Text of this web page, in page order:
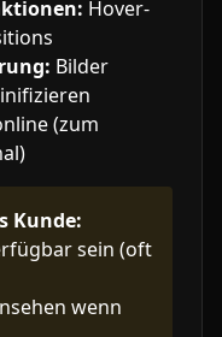
Hover-
Bilder
(zum
Kunde:
sein (oft
wenn